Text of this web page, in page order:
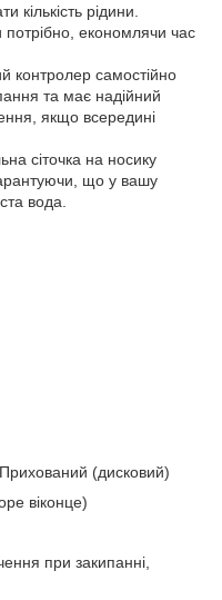
кількість рідини.
потрібно, економлячи час
контролер самостійно
та має надійний
якщо всередині
сіточка на носику
що у вашу
вода.
(дисковий)
віконце)
при закипанні,